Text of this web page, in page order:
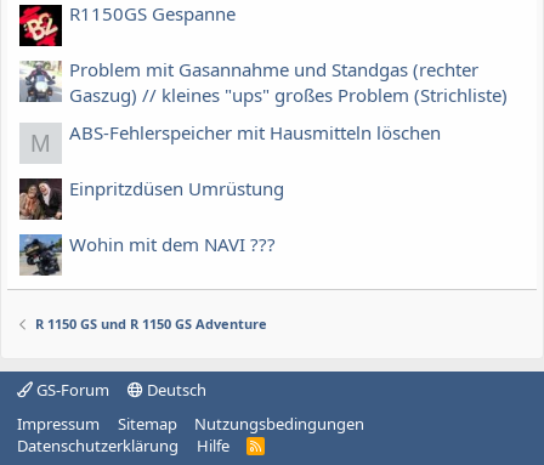
R1150GS Gespanne
Problem mit Gasannahme und Standgas (rechter
Gaszug) // kleines "ups" großes Problem (Strichliste)
M ABS-Fehlerspeicher mit Hausmitteln löschen
Einpritzdüsen Umrüstung
Wohin mit dem NAVI ???
R 1150 GS und R 1150 GS Adventure
GS-Forum
Deutsch
Impressum
Sitemap
Nutzungsbedingungen
Datenschutzerklärung
Hilfe
R